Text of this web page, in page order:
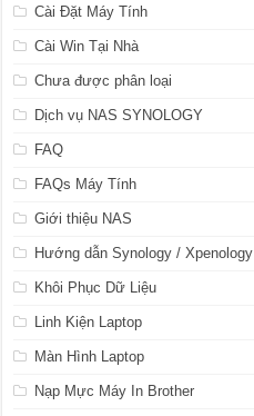
Cài Đặt Máy Tính
Cài Win Tại Nhà
Chưa được phân loại
Dịch vụ NAS SYNOLOGY
FAQ
FAQs Máy Tính
Giới thiệu NAS
Hướng dẫn Synology / Xpenology
Khôi Phục Dữ Liệu
Linh Kiện Laptop
Màn Hình Laptop
Nạp Mực Máy In Brother